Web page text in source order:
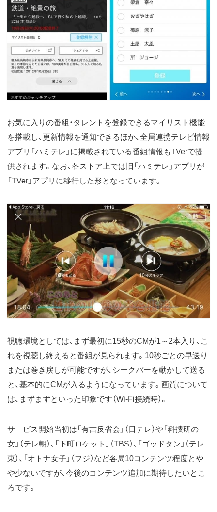
お気に入りの番組・タレントを登録できるマイリスト機能
を搭載し、更新情報を通知できるほか、全局連携テレビ情報
アプリ「ハミテレ」に掲載されている番組情報もTVerで提
供されます。なお、各ストア上では旧「ハミテレ」アプリが
「TVer」アプリに移行した形となっています。
視聴環境としては、まず最初に15秒のCMが1～2本入り、こ
れを視聴し終えると番組が見られます。10秒ごとの早送り
または巻き戻しが可能ですが、シークバーを動かして送る
と、基本的にCMが入るようになっています。画質について
は、まずまずといった印象です（Wi-Fi接続時）。
サービス開始当初は「有吉反省会」（日テレ）や「科捜研の
女」（テレ朝）、「下町ロケット」（TBS）、「ゴッドタン」（テレ
東）、「オトナ女子」（フジ）など各局10コンテンツ程度とや
や少ないですが、今後のコンテンツ追加に期待したいとこ
ろです。